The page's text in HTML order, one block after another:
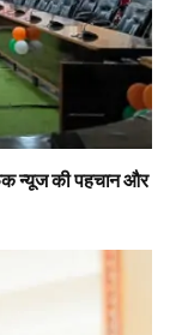
फेक न्यूज की पहचान और